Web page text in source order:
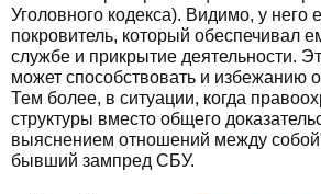
Уголовного кодекса). Видимо, у него
покровитель, который обеспечивал
службе и прикрытие деятельности.
может способствовать и избежанию
Тем более, в ситуации, когда
структуры вместо общего
выяснением отношений между
бывший зампред СБУ.